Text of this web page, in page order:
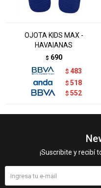
OJOTA KIDS MAX -
HAVAIANAS
$ 690
$ 483
$ 518
$ 552
¡Suscribite y recibí